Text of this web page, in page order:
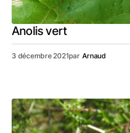
Anolis vert
3 décembre 2021par Arnaud